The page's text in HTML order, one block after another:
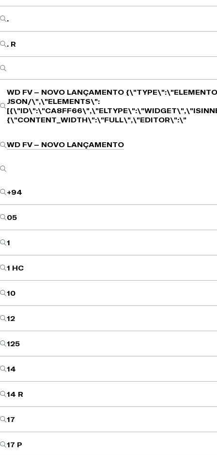
.
. R
WD FV – NOVO LANÇAMENTO
JSON/\",\"ELEMENTS\":
{\"CONTENT_WIDTH\":\"FULL\",\"EDITOR\":\"
WD FV – NOVO LANÇAMENTO
+94
05
1
1 HC
10
12
125
14
14 R
17
17 P